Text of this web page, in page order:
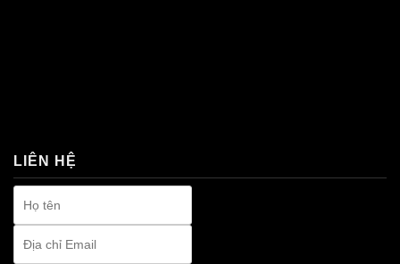
LIÊN HỆ